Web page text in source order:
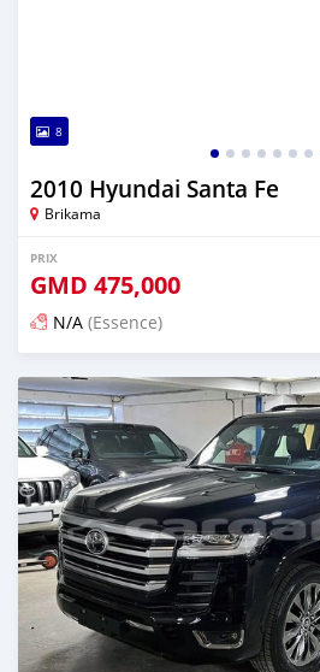
8
2010 Hyundai Santa Fe
Brikama
PRIX
GMD 475,000
N/A (Essence)
Publié il y a 9 jours